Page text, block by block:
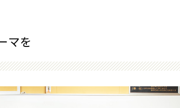
マを